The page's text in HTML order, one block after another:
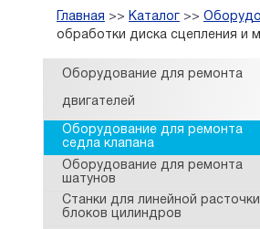
Главная >> Каталог >>
обработки диска сцепления и
Оборудование для ремонта
двигателей
Оборудование для ремонта
седла клапана
Оборудование для ремонта
шатунов
Станки для линейной расточки
блоков цилиндров